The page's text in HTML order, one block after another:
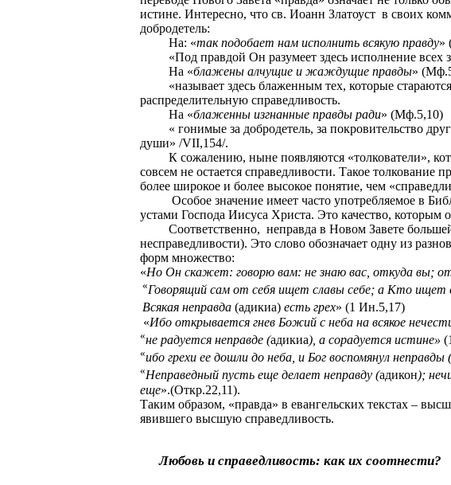
истине. Интересно, что св. Иоанн Златоуст в своих
добродетель:
На: «так подобает нам исполнить всякую правду»
«Под правдой Он разумеет здесь исполнение всех
На «блажены алчущие и жаждущие правды»
«называет здесь блаженным тех, которые
распределительную справедливость.
На «блаженны изгнанные правды ради» (Мф.5,10)
« гонимые за добродетель, за покровительство
души» /VII,154/.
К сожалению, ныне появляются «толкователи»,
совсем не остается справедливости. Такое
более широкое и более высокое понятие, чем
Особое значение имеет часто употребляемое в
устами Господа Иисуса Христа. Это качество,
Соответственно, неправда в Новом Завете
несправедливости). Это слово обозначает одну из
форм множество:
«Но Он скажет: говорю вам: не знаю вас, откуда вы;
«Говорящий сам от себя ищет славы себе; а Кто
Всякая неправда (адикиа) есть грех» (1 Ин.5,17)
«Ибо открывается гнев Божий с неба на всякое
«не радуется неправде (адикиа), а сорадуется истине»
«ибо грехи ее дошли до неба, и Бог воспомянул неправды (
«Неправедный пусть еще делает неправду (адикон);
еще».(Откр.22,11).
Таким образом, «правда» в евангельских текстах –
явившего высшую справедливость.
Любовь и справедливость: как их соотнести?